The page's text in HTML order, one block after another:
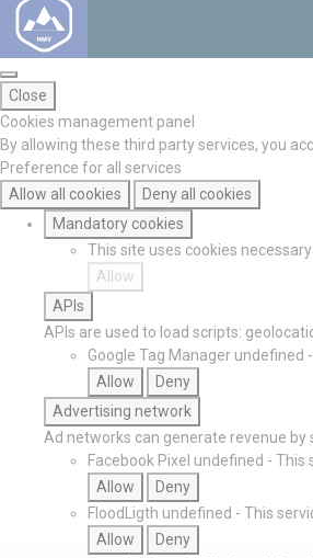
Close
Cookies management panel
By allowing these third party services, you
Preference for all services
Allow all cookies
Deny all cookies
Mandatory cookies
This site uses cookies
Allow
APIs
APIs are used to load scripts:
Google Tag Manager undefined -
Allow
Deny
Advertising network
Ad networks can generate revenue by
Facebook Pixel undefined - This
Allow
Deny
FloodLigth undefined - This
Allow
Deny